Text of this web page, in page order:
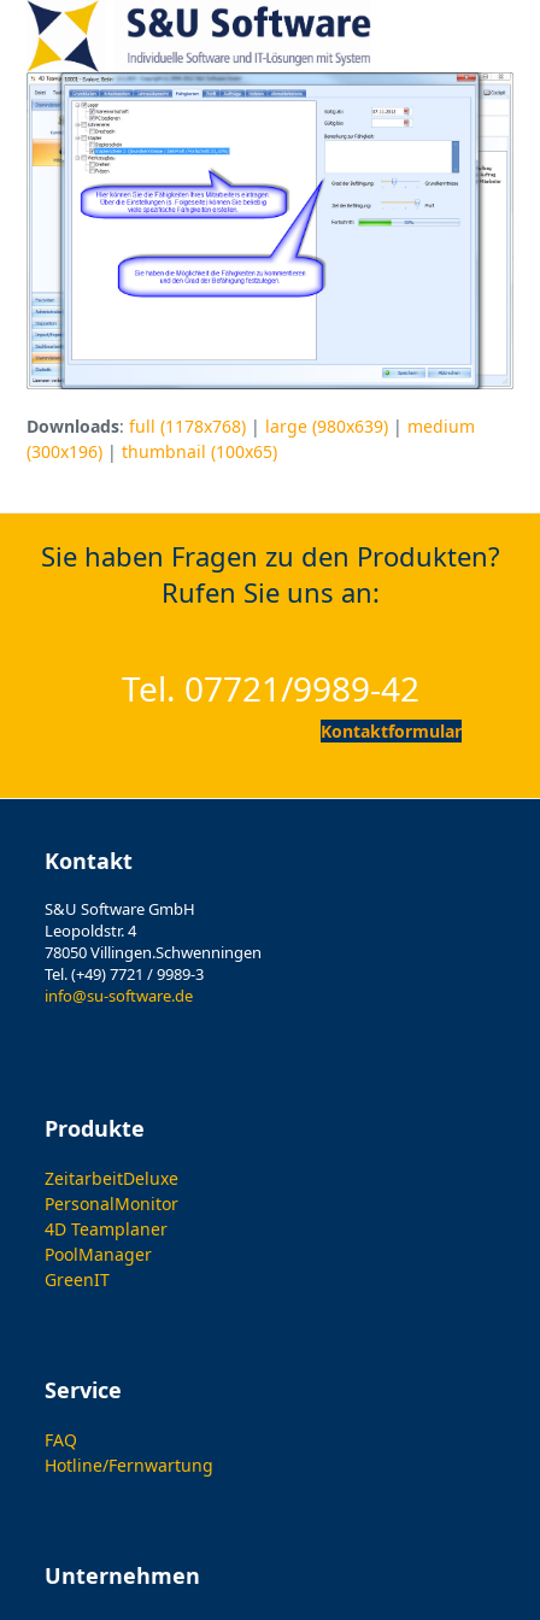
Skip
content
Open
mobile
menu
Close
mobile
menu
Downloads:full (1178x768) | large (980x639) | medium
(300x196) |thumbnail (100x65)
Sie haben Fragen zu den Produkten?
Rufen Sie uns an:
Tel. 07721/9989-42
Kontaktformular
Kontakt
S&U Software GmbH
Leopoldstr. 4
78050 Villingen.Schwenningen
Tel. (+49) 7721 / 9989-3
info@su-software.de
Produkte
ZeitarbeitDeluxe
PersonalMonitor
4D Teamplaner
PoolManager
GreenIT
Service
FAQ
Hotline/Fernwartung
Unternehmen